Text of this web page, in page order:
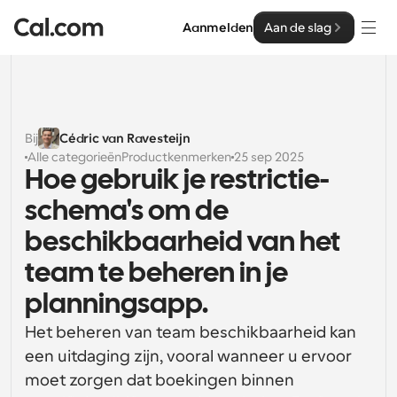
Aanmelden Aan de slag
Oplossingen
Op teamgrootte
Voor individuen
Persoonlijke planning eenvoudig gemaakt
Samenwerkingsplanning voor groepen
Voor organisaties
Grotere teamsplanning voor meer controle en
beveiliging
Voor ondernemingen
Enterprise
Ontwikkelaar
Ontwikkelaarsdocumentatie
Documentatie voor het Cal.com-platform
API
Hulpbronnen
Lettertype: Cal Sans UI & tekst
Ons eigen variabele lettertype voor
Prijzen
Bij
Cédric van Ravesteijn
Alle categorieënProductkenmerken 25 sep 2025
Hoe gebruik je restrictie-
schema's om de
beschikbaarheid van het
team te beheren in je
planningsapp.
Het beheren van team beschikbaarheid kan
een uitdaging zijn, vooral wanneer u ervoor
moet zorgen dat boekingen binnen